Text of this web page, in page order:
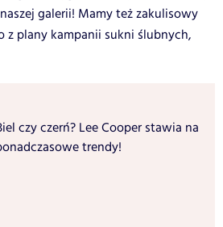
galerii! Mamy też zakulisowy
z plany kampanii sukni ślubnych,
czy czerń? Lee Cooper stawia na
trendy!